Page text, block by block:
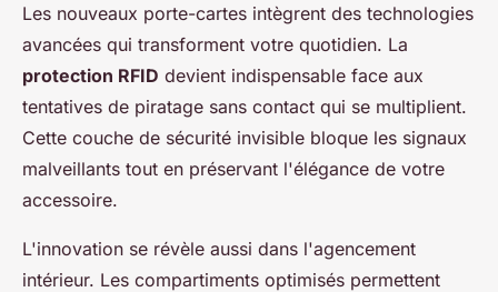
Les nouveaux porte-cartes intègrent des technologies
avancées qui transforment votre quotidien. La
protection RFID devient indispensable face aux
tentatives de piratage sans contact qui se multiplient.
Cette couche de sécurité invisible bloque les signaux
malveillants tout en préservant l'élégance de votre
accessoire.
L'innovation se révèle aussi dans l'agencement
intérieur. Les compartiments optimisés permettent